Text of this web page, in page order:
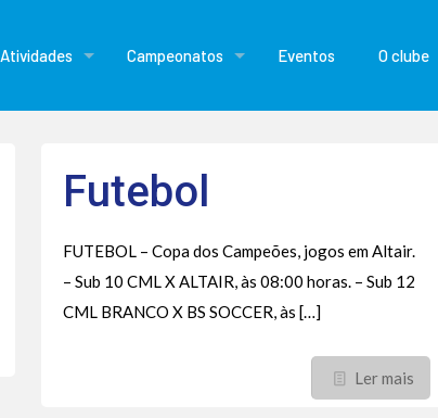
Atividades Campeonatos Eventos O clube
Futebol
FUTEBOL – Copa dos Campeões, jogos em Altair.
– Sub 10 CML X ALTAIR, às 08:00 horas. – Sub 12
CML BRANCO X BS SOCCER, às […]
Ler mais